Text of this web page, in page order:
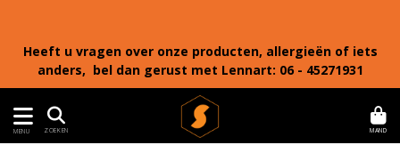
Heeft u vragen over onze producten, allergieën of iets
anders, bel dan gerust met Lennart: 06 - 45271931
MENU ZOEKEN MAND